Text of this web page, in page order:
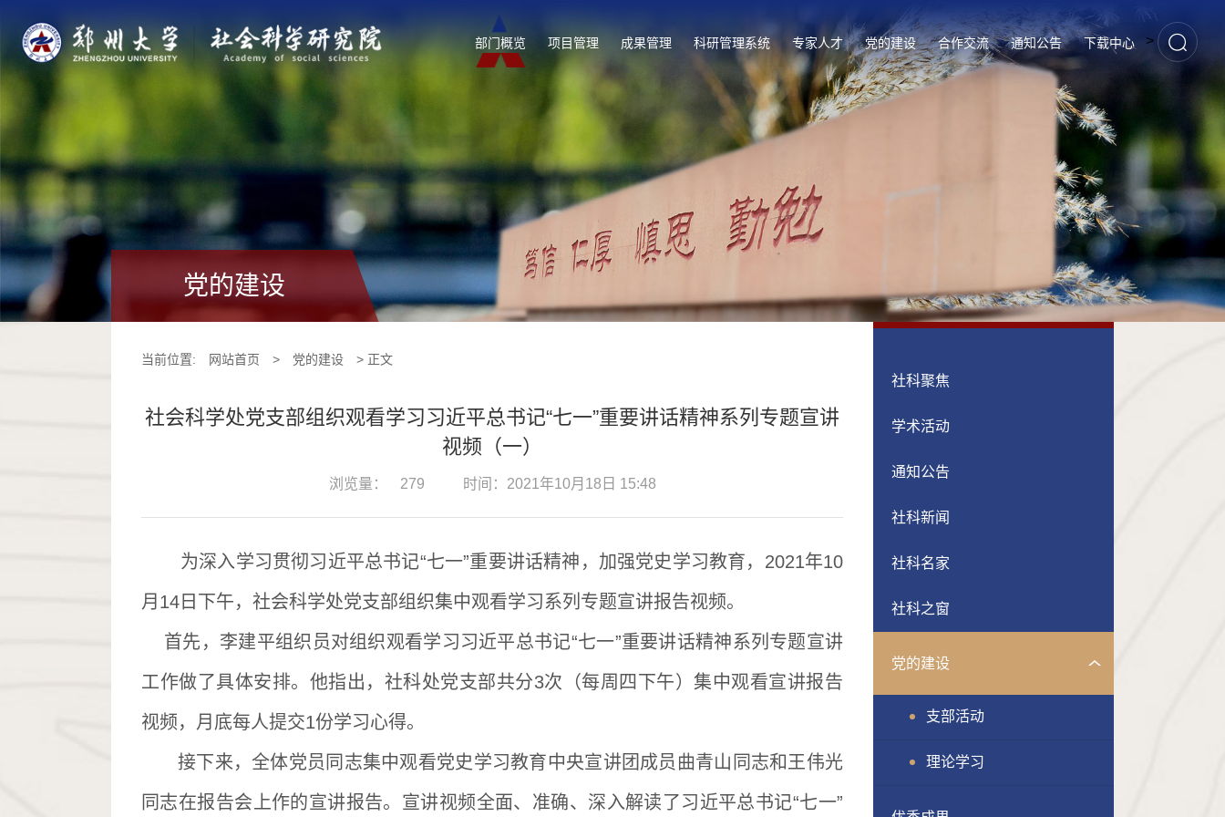
部门概览 项目管理 成果管理 科研管理系统 专家人才 党的建设 合作交流 通知公告 下载中心 >
党的建设
当前位置: 网站首页 > 党的建设 > 正文
社会科学处党支部组织观看学习习近平总书记“七一”重要讲话精神系列专题宣讲
视频（一）
浏览量： 279 时间：2021年10月18日 15:48
为深入学习贯彻习近平总书记“七一”重要讲话精神，加强党史学习教育， 2021年10
月 14 日下午，社会科学处党支部组织集中观看学习系列专题宣讲报告视频。
首先，李建平组织员对组织观看学习习近平总书记“七一”重要讲话精神系列专题宣讲
工作做了具体安排。他指出，社科处党支部共分3次（每周四下午）集中观看宣讲报告
视频，月底每人提交1份学习心得。
接下来，全体党员同志集中观看党史学习教育中央宣讲团成员曲青山同志和王伟光
同志在报告会上作的宣讲报告。宣讲视频全面、准确、深入解读了习近平总书记“七一”
社科聚焦
学术活动
通知公告
社科新闻
社科名家
社科之窗
党的建设
支部活动
理论学习